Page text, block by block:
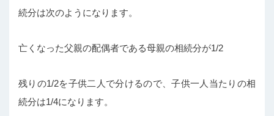
続分は次のようになります。
亡くなった父親の配偶者である母親の相続分が1/2
残りの1/2を子供二人で分けるので、子供一人当たりの相
続分は1/4になります。